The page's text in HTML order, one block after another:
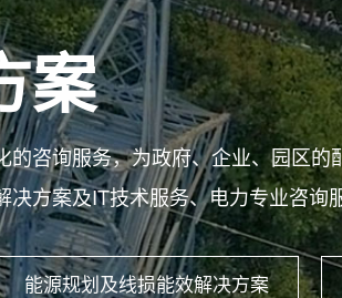
案
咨询服务，为政府、企业、园区的
方案及IT技术服务、电力专业咨询
能源规划及线损能效解决方案